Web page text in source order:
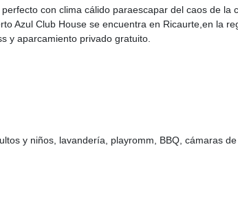
con clima cálido paraescapar del caos de
Azul Club House se encuentra en Ricaurte,en la
y aparcamiento privado gratuito.
y niños, lavandería, playromm, BBQ, cámaras de